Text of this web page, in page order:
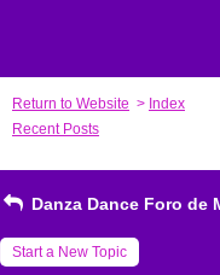
Return to Website > Index
Recent Posts
Danza Dance Foro de
Start a New Topic